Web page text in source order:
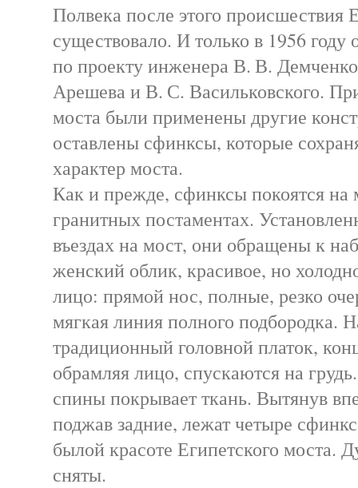
Полвека после этого происшествия
существовало. И только в 1956 году
по проекту инженера В. В.
Арешева и В. С. Васильковского.
моста были применены другие
оставлены сфинксы, которые
характер моста.
Как и прежде, сфинксы покоятся на
гранитных постаментах.
въездах на мост, они обращены к
женский облик, красивое, но
лицо: прямой нос, полные, резко
мягкая линия полного подбородка.
традиционный головной платок,
обрамляя лицо, спускаются на
спины покрывает ткань. Вытянув
поджав задние, лежат четыре
былой красоте Египетского моста.
сняты.